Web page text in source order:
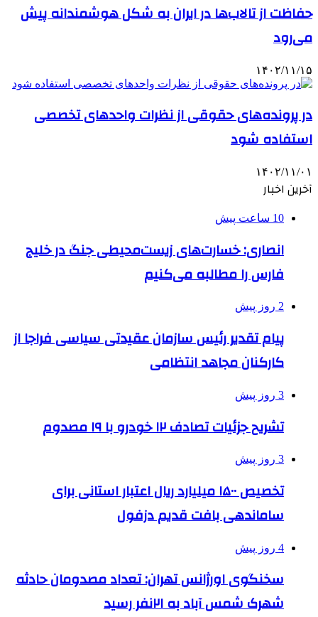
حفاظت از تالاب‌ها در ایران به شکل هوشمندانه پیش
می‌رود
۱۴۰۲/۱۱/۱۵
در پرونده‌های حقوقی از نظرات واحدهای تخصصی
استفاده شود
۱۴۰۲/۱۱/۰۱
آخرین اخبار
10 ساعت پیش
انصاری: خسارت‌های زیست‌محیطی جنگ در خلیج
فارس را مطالبه‌ می‌کنیم
2 روز پیش
پیام تقدیر رئیس سازمان عقیدتی سیاسی فراجا از
کارکنان مجاهد انتظامی
3 روز پیش
تشریح جزئیات تصادف ۱۲ خودرو با ۱۹ مصدوم
3 روز پیش
تخصیص ۱۵۰۰ میلیارد ریال اعتبار استانی برای
ساماندهی بافت قدیم دزفول
4 روز پیش
سخنگوی اورژانس تهران: تعداد مصدومان حادثه
شهرک شمس آباد به ۲۱نفر رسید